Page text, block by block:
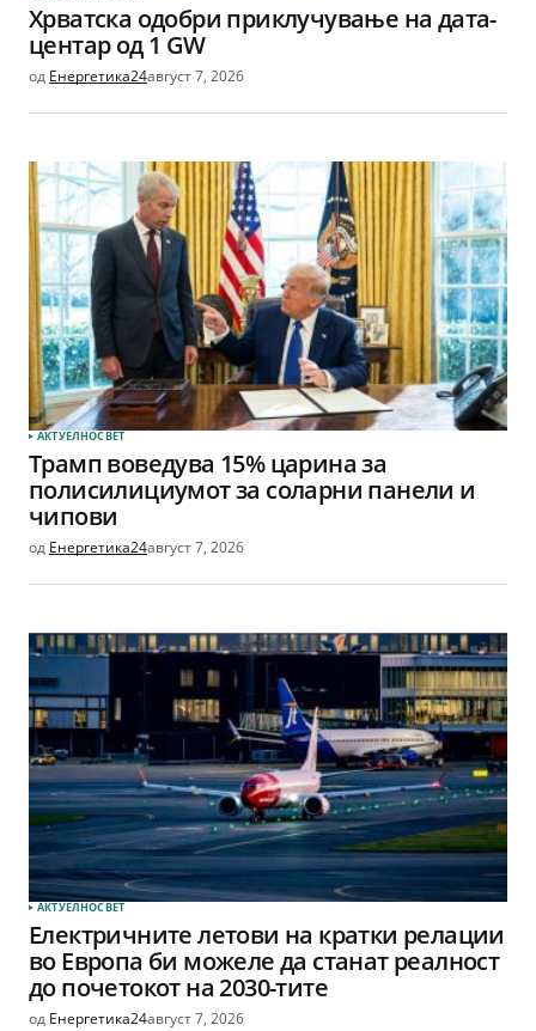
Хрватска одобри приклучување на дата-
центар од 1 GW
од Енергетика24август 7, 2026
АКТУЕЛНОСВЕТ
Трамп воведува 15% царина за
полисилициумот за соларни панели и
чипови
од Енергетика24август 7, 2026
АКТУЕЛНОСВЕТ
Електричните летови на кратки релации
во Европа би можеле да станат реалност
до почетокот на 2030-тите
од Енергетика24август 7, 2026